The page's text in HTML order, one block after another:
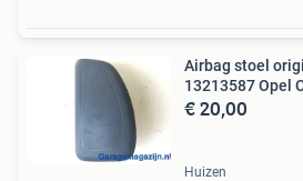
Airbag stoel
13213587 Opel
€ 20,00
Huizen